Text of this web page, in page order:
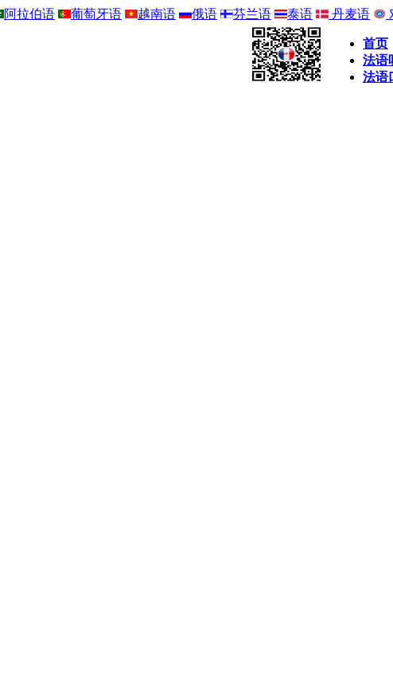
阿拉伯语 葡萄牙语 越南语 俄语 芬兰语 泰语 丹麦语
首页
法语
法语